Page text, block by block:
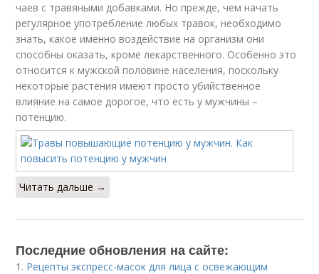
чаев с травяными добавками. Но прежде, чем начать
регулярное употребление любых травок, необходимо
знать, какое именно воздействие на организм они
способны оказать, кроме лекарственного. Особенно это
относится к мужской половине населения, поскольку
некоторые растения имеют просто убийственное
влияние на самое дорогое, что есть у мужчины –
потенцию.
Читать дальше →
Последние обновления на сайте:
1. Рецепты экспресс-масок для лица с освежающим